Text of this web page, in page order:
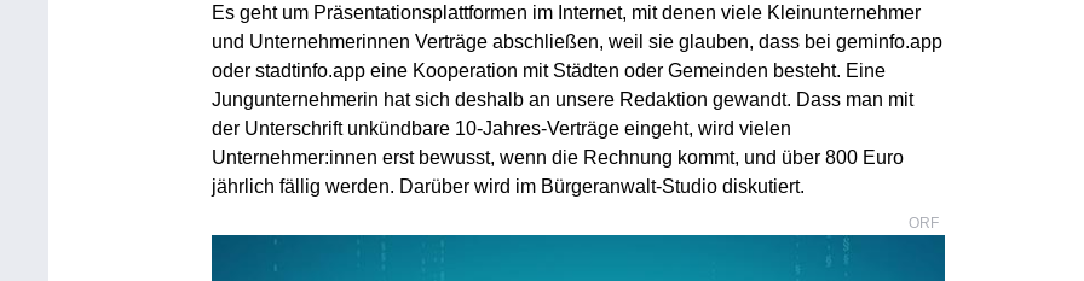
Es geht um Präsentationsplattformen im Internet, mit denen viele Kleinunternehmer
und Unternehmerinnen Verträge abschließen, weil sie glauben, dass bei geminfo.app
oder stadtinfo.app eine Kooperation mit Städten oder Gemeinden besteht. Eine
Jungunternehmerin hat sich deshalb an unsere Redaktion gewandt. Dass man mit
der Unterschrift unkündbare 10-Jahres-Verträge eingeht, wird vielen
Unternehmer:innen erst bewusst, wenn die Rechnung kommt, und über 800 Euro
jährlich fällig werden. Darüber wird im Bürgeranwalt-Studio diskutiert.
ORF